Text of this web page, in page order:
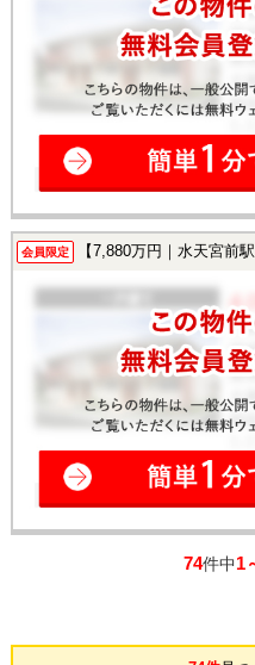
会員限定 【7,880万円｜水天宮前駅｜
74件中1